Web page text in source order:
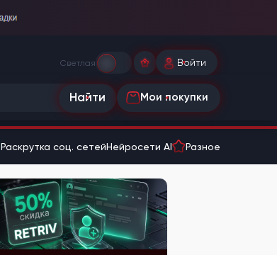
Светлая Войти
Найти Мои покупки
Раскрутка соц. сетейНейросети AI Разное